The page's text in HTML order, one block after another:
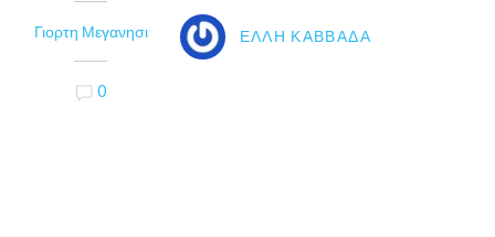
Γιορτη Μεγανησι
0
ΈΛΛΗ ΚΑΒΒΑΔΆ